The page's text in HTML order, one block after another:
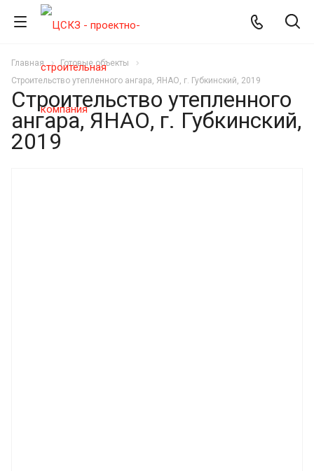
Главная
Готовые объекты
Строительство утепленного ангара, ЯНАО, г. Губкинский, 2019
Строительство утепленного
ангара, ЯНАО, г. Губкинский,
2019